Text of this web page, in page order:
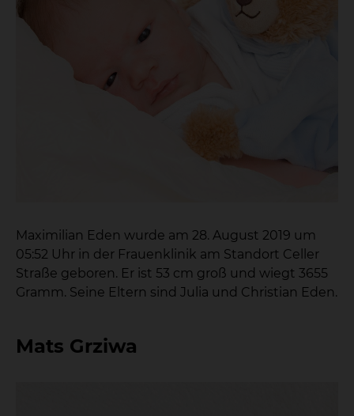
Maximilian Eden wurde am 28. August 2019 um
05:52 Uhr in der Frauenklinik am Standort Celler
Straße geboren. Er ist 53 cm groß und wiegt 3655
Gramm. Seine Eltern sind Julia und Christian Eden.
Mats Grziwa